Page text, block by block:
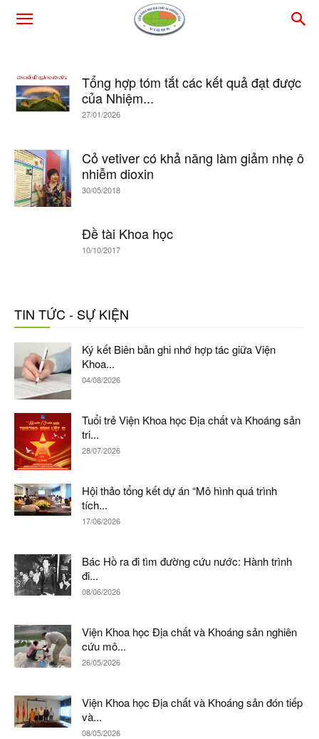
Tổng hợp tóm tắt các kết quả đạt được
của Nhiệm...
27/01/2026
Cỏ vetiver có khả năng làm giảm nhẹ ô
nhiễm dioxin
30/05/2018
Đề tài Khoa học
10/10/2017
TIN TỨC - SỰ KIỆN
Ký kết Biên bản ghi nhớ hợp tác giữa Viện
Khoa...
04/08/2026
Tuổi trẻ Viện Khoa học Địa chất và Khoáng sản
tri...
28/07/2026
Hội thảo tổng kết dự án “Mô hình quá trình
tích...
17/06/2026
Bác Hồ ra đi tìm đường cứu nước: Hành trình
đi...
08/06/2026
Viện Khoa học Địa chất và Khoáng sản nghiên
cứu mô...
26/05/2026
Viện Khoa học Địa chất và Khoáng sản đón tiếp
và...
08/05/2026